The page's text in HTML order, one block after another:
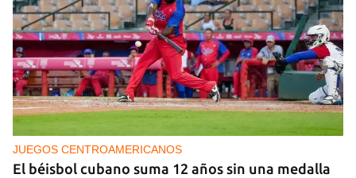
Los favoritos según ApuestaHoy: análisis de las
selecciones con más opciones de ganar el
JUEGOS CENTROAMERICANOS
El béisbol cubano suma 12 años sin una medalla